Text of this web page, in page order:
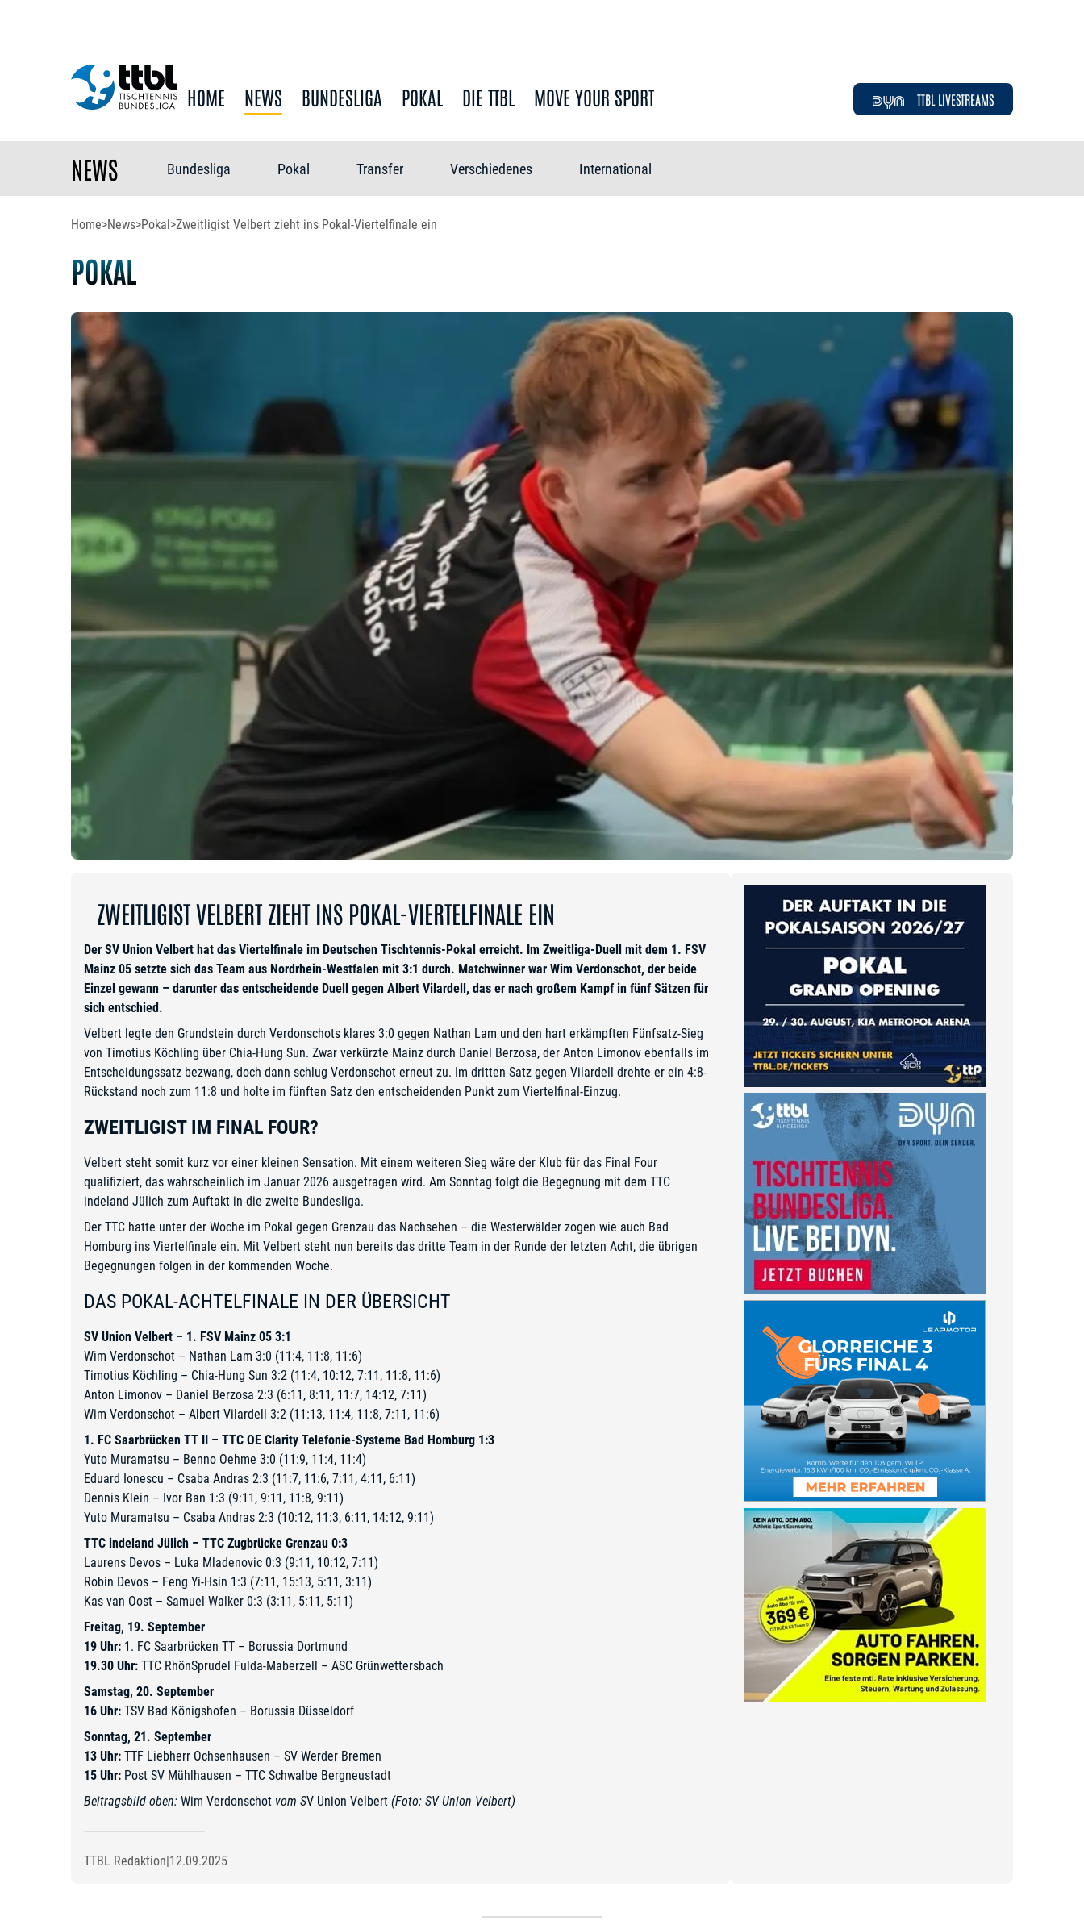
HOME NEWS BUNDESLIGA POKAL DIE TTBL MOVE YOUR SPORT TTBL LIVESTREAMS
NEWS Bundesliga Pokal Transfer Verschiedenes International
Home>News>Pokal>Zweitligist Velbert zieht ins Pokal-Viertelfinale ein
POKAL
ZWEITLIGIST VELBERT ZIEHT INS POKAL-VIERTELFINALE EIN
Der SV Union Velbert hat das Viertelfinale im Deutschen Tischtennis-Pokal erreicht. Im Zweitliga-Duell mit dem 1. FSV
Mainz 05 setzte sich das Team aus Nordrhein-Westfalen mit 3:1 durch. Matchwinner war Wim Verdonschot, der beide
Einzel gewann – darunter das entscheidende Duell gegen Albert Vilardell, das er nach großem Kampf in fünf Sätzen für
sich entschied.
Velbert legte den Grundstein durch Verdonschots klares 3:0 gegen Nathan Lam und den hart erkämpften Fünfsatz-Sieg
von Timotius Köchling über Chia-Hung Sun. Zwar verkürzte Mainz durch Daniel Berzosa, der Anton Limonov ebenfalls im
Entscheidungssatz bezwang, doch dann schlug Verdonschot erneut zu. Im dritten Satz gegen Vilardell drehte er ein 4:8-
Rückstand noch zum 11:8 und holte im fünften Satz den entscheidenden Punkt zum Viertelfinal-Einzug.
ZWEITLIGIST IM FINAL FOUR?
Velbert steht somit kurz vor einer kleinen Sensation. Mit einem weiteren Sieg wäre der Klub für das Final Four
qualifiziert, das wahrscheinlich im Januar 2026 ausgetragen wird. Am Sonntag folgt die Begegnung mit dem TTC
indeland Jülich zum Auftakt in die zweite Bundesliga.
Der TTC hatte unter der Woche im Pokal gegen Grenzau das Nachsehen – die Westerwälder zogen wie auch Bad
Homburg ins Viertelfinale ein. Mit Velbert steht nun bereits das dritte Team in der Runde der letzten Acht, die übrigen
Begegnungen folgen in der kommenden Woche.
DAS POKAL-ACHTELFINALE IN DER ÜBERSICHT
SV Union Velbert – 1. FSV Mainz 05 3:1
Wim Verdonschot – Nathan Lam 3:0 (11:4, 11:8, 11:6)
Timotius Köchling – Chia-Hung Sun 3:2 (11:4, 10:12, 7:11, 11:8, 11:6)
Anton Limonov – Daniel Berzosa 2:3 (6:11, 8:11, 11:7, 14:12, 7:11)
Wim Verdonschot – Albert Vilardell 3:2 (11:13, 11:4, 11:8, 7:11, 11:6)
1. FC Saarbrücken TT II – TTC OE Clarity Telefonie-Systeme Bad Homburg 1:3
Yuto Muramatsu – Benno Oehme 3:0 (11:9, 11:4, 11:4)
Eduard Ionescu – Csaba Andras 2:3 (11:7, 11:6, 7:11, 4:11, 6:11)
Dennis Klein – Ivor Ban 1:3 (9:11, 9:11, 11:8, 9:11)
Yuto Muramatsu – Csaba Andras 2:3 (10:12, 11:3, 6:11, 14:12, 9:11)
TTC indeland Jülich – TTC Zugbrücke Grenzau 0:3
Laurens Devos – Luka Mladenovic 0:3 (9:11, 10:12, 7:11)
Robin Devos – Feng Yi-Hsin 1:3 (7:11, 15:13, 5:11, 3:11)
Kas van Oost – Samuel Walker 0:3 (3:11, 5:11, 5:11)
Freitag, 19. September
19 Uhr: 1. FC Saarbrücken TT – Borussia Dortmund
19.30 Uhr: TTC RhönSprudel Fulda-Maberzell – ASC Grünwettersbach
Samstag, 20. September
16 Uhr: TSV Bad Königshofen – Borussia Düsseldorf
Sonntag, 21. September
13 Uhr: TTF Liebherr Ochsenhausen – SV Werder Bremen
15 Uhr: Post SV Mühlhausen – TTC Schwalbe Bergneustadt
Beitragsbild oben: Wim Verdonschot vom SV Union Velbert (Foto: SV Union Velbert)
TTBL Redaktion|12.09.2025